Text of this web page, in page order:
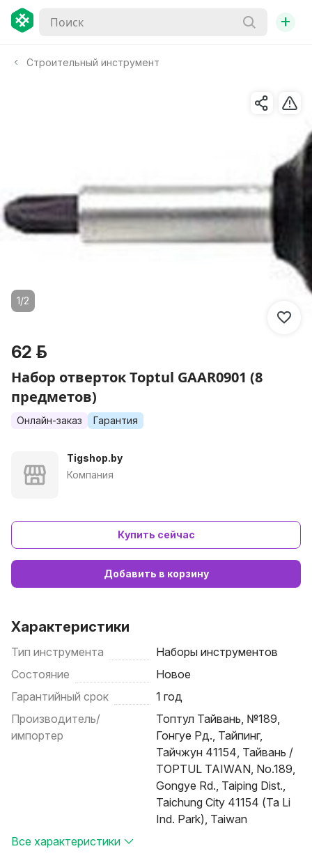
+
Строительный инструмент
1/2
62 р.
Набор отверток Toptul GAAR0901 (8
предметов)
Онлайн-заказ Гарантия
Tigshop.by
Компания
Купить сейчас
Добавить в корзину
Характеристики
Тип инструмента
Наборы инструментов
Состояние
Новое
Гарантийный срок
1 год
Производитель/
импортер
Топтул Тайвань, №189,
Гонгуе Рд., Тайпинг,
Тайчжун 41154, Тайвань /
TOPTUL TAIWAN, No.189,
Gongye Rd., Taiping Dist.,
Taichung City 41154 (Ta Li
Ind. Park), Taiwan
Все характеристики